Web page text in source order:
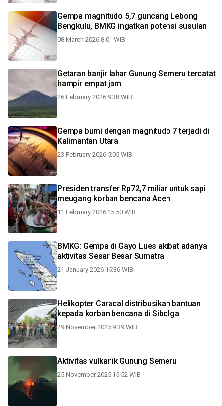
Gempa magnitudo 5,7 guncang Lebong
Bengkulu, BMKG ingatkan potensi susulan
08 March 2026 8:01 WIB
Getaran banjir lahar Gunung Semeru tercatat
hampir empat jam
26 February 2026 9:38 WIB
Gempa bumi dengan magnitudo 7 terjadi di
Kalimantan Utara
23 February 2026 5:05 WIB
Presiden transfer Rp72,7 miliar untuk sapi
meugang korban bencana Aceh
11 February 2026 15:50 WIB
BMKG: Gempa di Gayo Lues akibat adanya
aktivitas Sesar Besar Sumatra
21 January 2026 15:36 WIB
Helikopter Caracal distribusikan bantuan
kepada korban bencana di Sibolga
29 November 2025 9:39 WIB
Aktivitas vulkanik Gunung Semeru
25 November 2025 15:52 WIB